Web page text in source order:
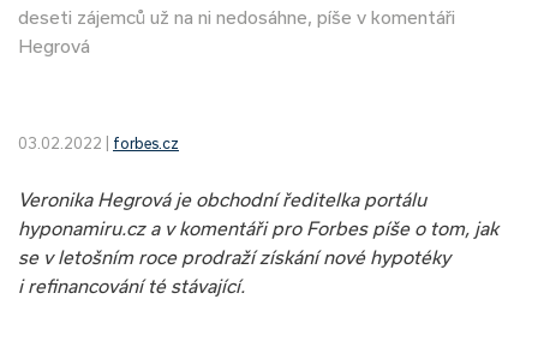
deseti zájemců už na ni nedosáhne, píše v komentáři
Hegrová
03.02.2022 | forbes.cz
Veronika Hegrová je obchodní ředitelka portálu
hyponamiru.cz a v komentáři pro Forbes píše o tom, jak
se v letošním roce prodraží získání nové hypotéky
i refinancování té stávající.